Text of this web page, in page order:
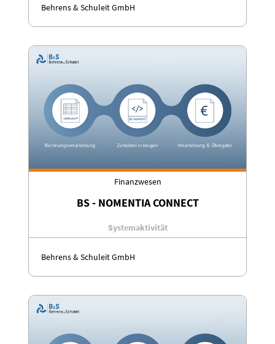
Behrens & Schuleit GmbH
Finanzwesen
BS - NOMENTIA CONNECT
Systemaktivität
Behrens & Schuleit GmbH